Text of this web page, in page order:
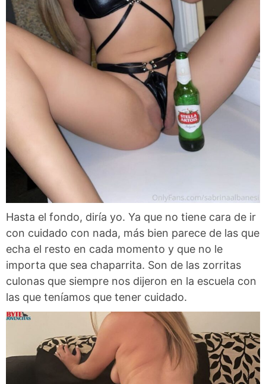
Hasta el fondo, diría yo. Ya que no tiene cara de ir
con cuidado con nada, más bien parece de las que
echa el resto en cada momento y que no le
importa que sea chaparrita. Son de las zorritas
culonas que siempre nos dijeron en la escuela con
las que teníamos que tener cuidado.